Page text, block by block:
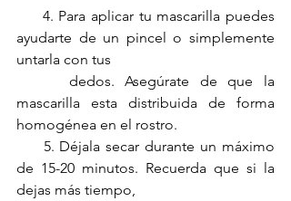
     4. Para
aplicar tu mascarilla puedes
ayudarte de un pincel o simplemente
untarla con tus
mascarilla esta distribuida de forma
homogénea en el rostro.
     5. Déjala
secar durante un máximo
de 15-20 minutos. Recuerda que si la
dejas más tiempo,